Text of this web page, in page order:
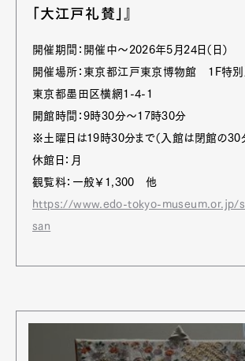
Art&DesignWatch
ProductCultureLifestyle
Pen Membership
「大江戸礼賛」』
開催期間：開催中～2026年5月24日（日）
開催場所：東京都江戸東京博物館 1F特
東京都墨田区横網1-4-1
開館時間：9時30分〜17時30分
※土曜日は19時30分まで（入館は閉館の30
休館日：月
観覧料：一般￥1,300 他
https://www.edo-tokyo-museum.or.jp/
san